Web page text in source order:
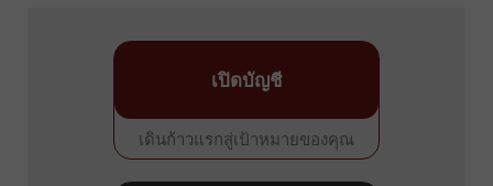
เดินก้าวแรกสู่เป้าหมายของคุณ
เปิดบัญชี